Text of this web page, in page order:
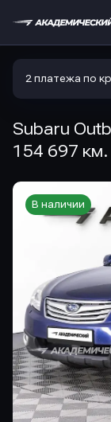
2 платежа по
Subaru
154 697 км.
В наличии